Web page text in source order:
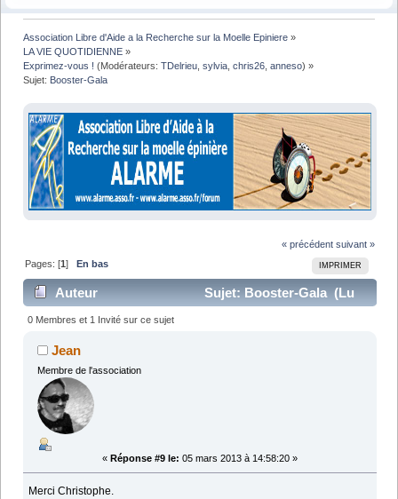
Association Libre d'Aide a la Recherche sur la Moelle Epiniere »
LA VIE QUOTIDIENNE »
Exprimez-vous ! (Modérateurs:TDelrieu ,sylvia ,chris26 ,anneso) »
Sujet: Booster-Gala
« précédent suivant »
IMPRIMER
Pages: [1] En bas
Auteur
Sujet: Booster-Gala (Lu
9897 fois)
0 Membres et 1 Invité sur ce sujet
Jean
Membre de l'association
« Réponse #9 le: 05 mars 2013 à 14:58:20 »
Merci Christophe.